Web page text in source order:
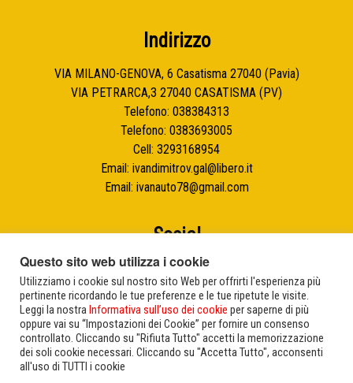
Indirizzo
VIA MILANO-GENOVA, 6 Casatisma 27040 (Pavia)
VIA PETRARCA,3 27040 CASATISMA (PV)
Telefono: 038384313
Telefono: 0383693005
Cell: 3293168954
Email: ivandimitrov.gal@libero.it
Email: ivanauto78@gmail.com
Social
Facebook
Instagram
Whatsapp
Questo sito web utilizza i cookie
Utilizziamo i cookie sul nostro sito Web per offrirti l'esperienza più
pertinente ricordando le tue preferenze e le tue ripetute le visite.
Leggi la nostraInformativa sull’uso dei cookie per saperne di più
oppure vai su “Impostazioni dei Cookie” per fornire un consenso
controllato. Cliccando su "Rifiuta Tutto" accetti la memorizzazione
dei soli cookie necessari. Cliccando su "Accetta Tutto", acconsenti
all'uso di TUTTI i cookie